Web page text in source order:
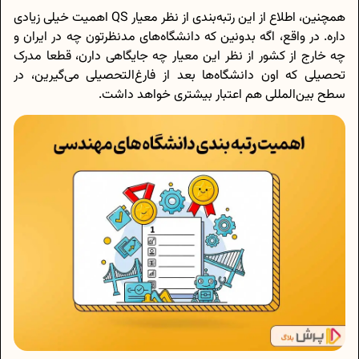
همچنین، اطلاع از این رتبه‌بندی از نظر معیار QS اهمیت خیلی زیادی
داره. در واقع، اگه بدونین که دانشگاه‌های مدنظرتون چه در ایران و
چه خارج از کشور از نظر این معیار چه جایگاهی دارن، قطعا مدرک
تحصیلی که اون دانشگاه‌ها بعد از فارغ‌التحصیلی می‌گیرین، در
سطح بین‌المللی هم اعتبار بیشتری خواهد داشت.